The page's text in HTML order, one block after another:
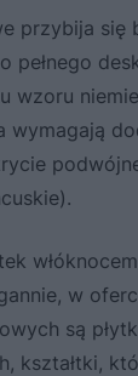
przybija się
pełnego
wzoru
wymagają
w
są
kształtki,